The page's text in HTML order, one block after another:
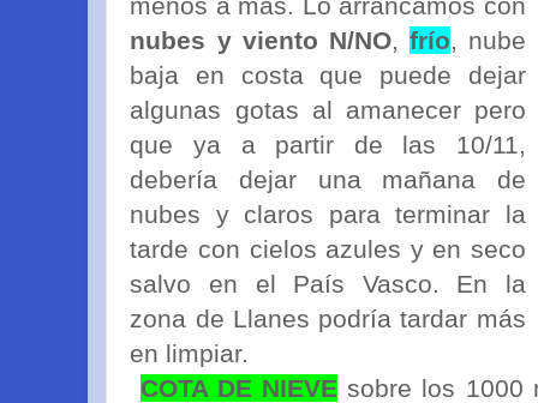
nubes y viento N/NO, frío, nube
baja en costa que puede dejar
algunas gotas al amanecer pero
que ya a partir de las 10/11,
debería dejar una mañana de
nubes y claros para terminar la
tarde con cielos azules y en seco
salvo en el País Vasco. En la
zona de Llanes podría tardar más
en limpiar.
COTA DE NIEVE sobre los 1000